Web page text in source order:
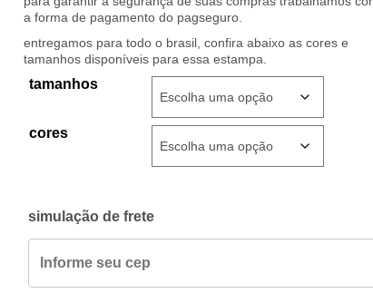
entregamos para todo o brasil, confira abaixo as cores e
tamanhos disponíveis para essa estampa.
tamanhos
camisetaAdicionar ao carrinho